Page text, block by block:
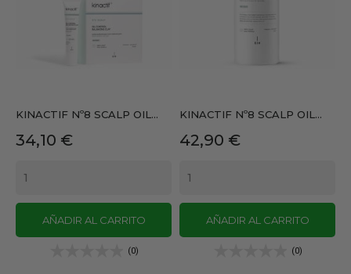
KINACTIF Nº8 SCALP OIL...
Precio
34,10 €
AÑADIR AL CARRITO
(0)
KINACTIF Nº8 SCALP OIL...
Precio
42,90 €
AÑADIR AL CARRITO
(0)